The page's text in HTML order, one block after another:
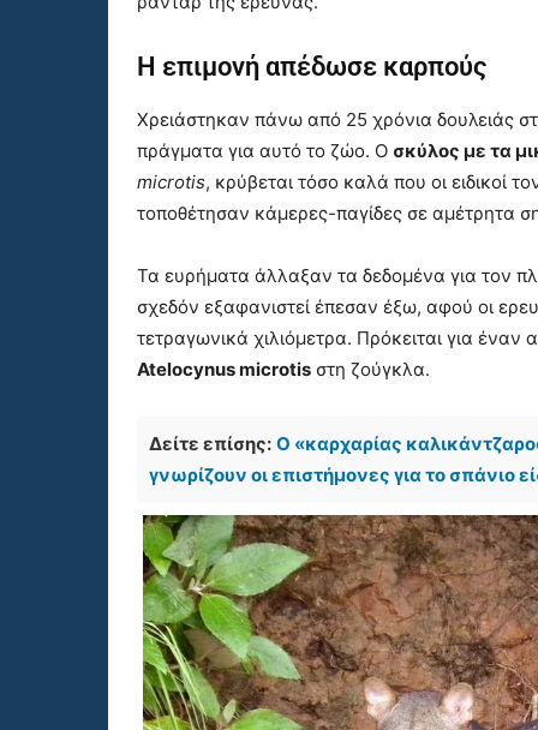
Η επιμονή απέδωσε καρπούς
Χρειάστηκαν πάνω από 25 χρόνια δουλειάς
πράγματα για αυτό το ζώο. Ο σκύλος με τα
microtis, κρύβεται τόσο καλά που οι ειδικοί
τοποθέτησαν κάμερες-παγίδες σε αμέτρητα
Τα ευρήματα άλλαξαν τα δεδομένα για τον
σχεδόν εξαφανιστεί έπεσαν έξω, αφού οι
τετραγωνικά χιλιόμετρα. Πρόκειται για έναν
Atelocynus microtis στη ζούγκλα.
Δείτε επίσης: Ο «καρχαρίας
γνωρίζουν οι επιστήμονες για το σπάνιο